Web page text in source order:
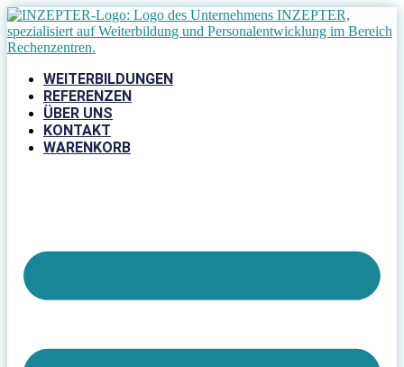
Zum
Inhalt
springen
WEITERBILDUNGEN
REFERENZEN
ÜBER UNS
KONTAKT
WARENKORB